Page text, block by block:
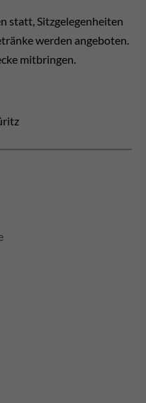
statt, Sitzgelegenheiten
werden angeboten.
mitbringen.